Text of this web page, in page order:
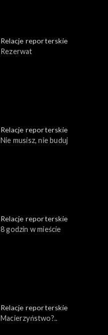
Relacje reporterskie
Rezerwat
Relacje reporterskie
Nie musisz, nie buduj
Relacje reporterskie
8 godzin w mieście
Relacje reporterskie
Macierzyństwo?..